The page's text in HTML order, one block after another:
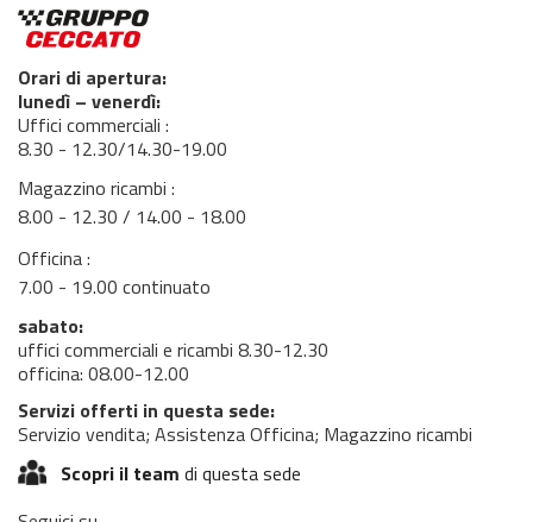
Orari di apertura:
lunedì – venerdì:
Uffici commerciali :
8.30 - 12.30/14.30-19.00
Magazzino ricambi :
8.00 - 12.30 / 14.00 - 18.00
Officina :
7.00 - 19.00 continuato
sabato:
uffici commerciali e ricambi 8.30-12.30
officina: 08.00-12.00
Servizi offerti in questa sede:
Servizio vendita; Assistenza Officina; Magazzino ricambi
Scopri il team di questa sede